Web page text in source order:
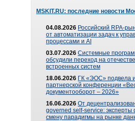
MSKIT.RU: последние новости
04.08.2026 Российский RPA-
от автоматизации задач к
процессами и AI
03.07.2026 Системные
обсудили переход на
встроенных систем
18.06.2026 ГК «ЭОС» подвела
партнерской конференции
документооборот – 2026»
16.06.2026 От
governed self-service: эксперты
смену парадигмы на рынке